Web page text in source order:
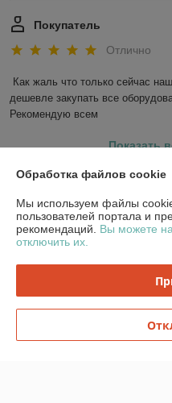
Покупатель
Отлично
Как жаль что только сейчас
дешевле закупать все
Рекомендую всем
Показать
О нас
Контакты
График работы
Обработка файлов cookie
Мы используем файлы
пользователей портала и
рекомендаций. Вы можете
отключить их.